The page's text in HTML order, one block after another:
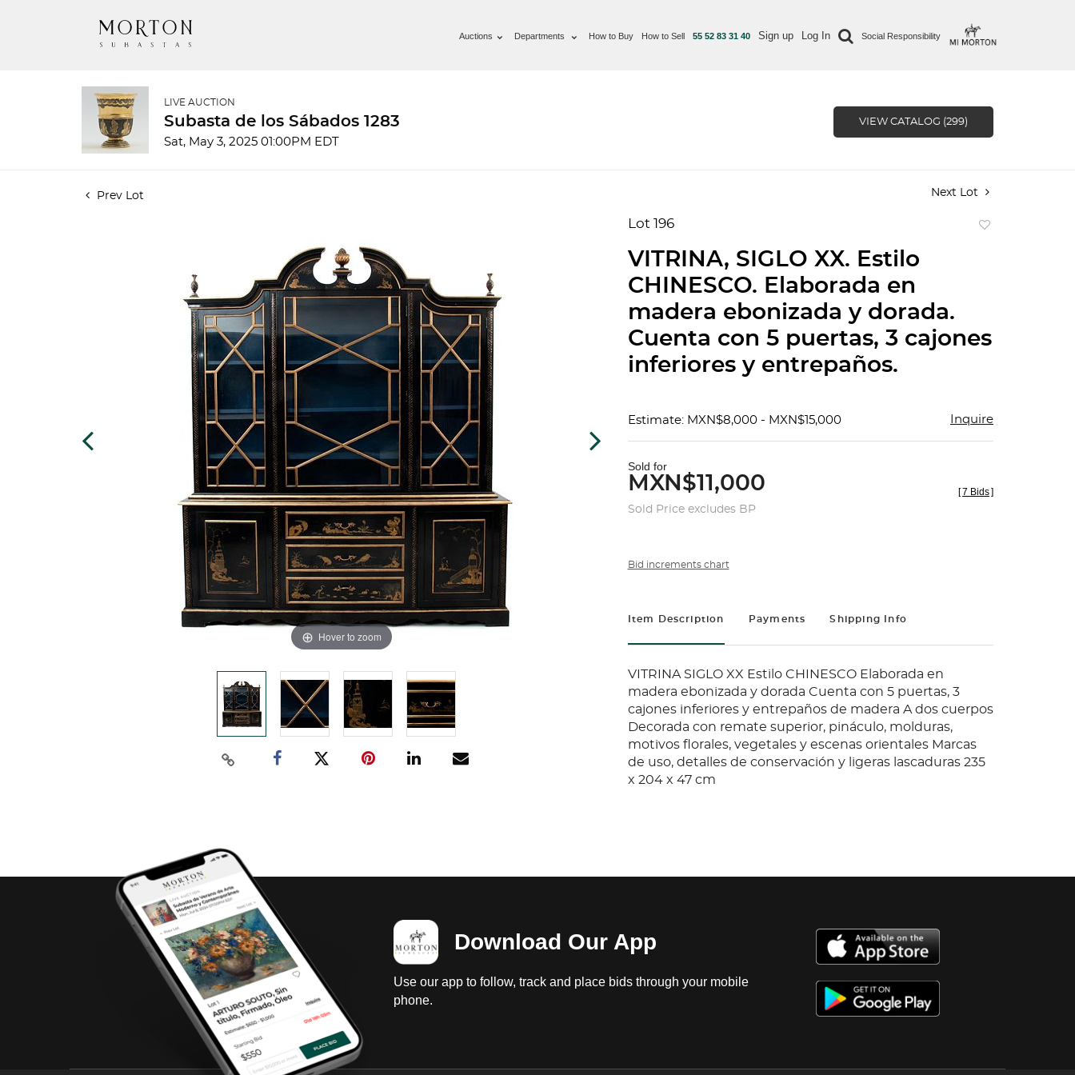
Auctions Departments How to Buy How to Sell 55 52 83 31 40 Sign up Log In Social Responsibility
LIVE AUCTION
Subasta de los Sábados 1283
Sat, May 3, 2025 01:00PM EDT
VIEW CATALOG (299)
Prev Lot Next Lot
Hover to zoom
Lot 196
VITRINA, SIGLO XX. Estilo
CHINESCO. Elaborada en
madera ebonizada y dorada.
Cuenta con 5 puertas, 3 cajones
inferiores y entrepaños.
Estimate: MXN$8,000 - MXN$15,000 Inquire
Sold for
MXN$11,000
Sold Price excludes BP
[7 Bids]
Bid increments chart
Item Description Payments Shipping Info
VITRINA SIGLO XX Estilo CHINESCO Elaborada en
madera ebonizada y dorada Cuenta con 5 puertas, 3
cajones inferiores y entrepaños de madera A dos cuerpos
Decorada con remate superior, pináculo, molduras,
motivos florales, vegetales y escenas orientales Marcas
de uso, detalles de conservación y ligeras lascaduras 235
x 204 x 47 cm
Download Our App
Use our app to follow, track and place bids through your mobile
phone.